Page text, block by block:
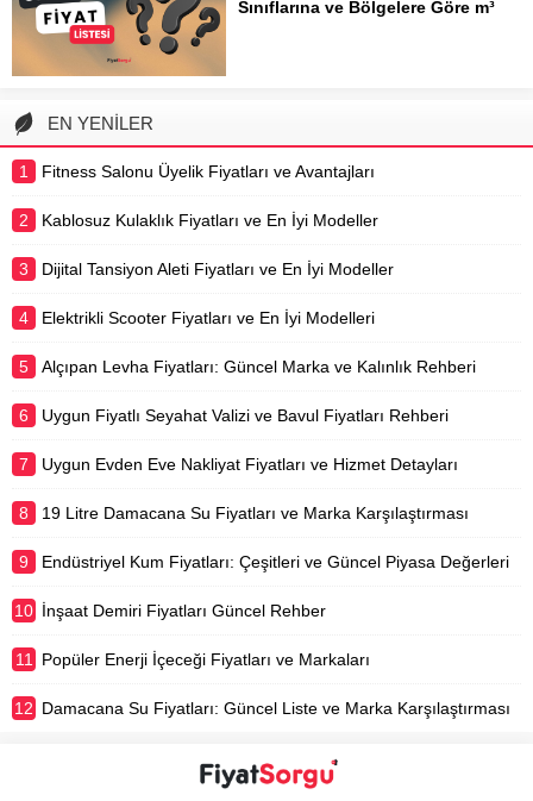
detaylı bir şekilde inceleyerek,
Sınıflarına ve Bölgelere Göre m³
inşaatın vazgeçilmez malzemesidir.
içerisinde...
EN YENİLER
1 Fitness Salonu Üyelik Fiyatları ve Avantajları
2 Kablosuz Kulaklık Fiyatları ve En İyi Modeller
3 Dijital Tansiyon Aleti Fiyatları ve En İyi Modeller
4 Elektrikli Scooter Fiyatları ve En İyi Modelleri
5 Alçıpan Levha Fiyatları: Güncel Marka ve Kalınlık Rehberi
6 Uygun Fiyatlı Seyahat Valizi ve Bavul Fiyatları Rehberi
7 Uygun Evden Eve Nakliyat Fiyatları ve Hizmet Detayları
8 19 Litre Damacana Su Fiyatları ve Marka Karşılaştırması
9 Endüstriyel Kum Fiyatları: Çeşitleri ve Güncel Piyasa Değerleri
10 İnşaat Demiri Fiyatları Güncel Rehber
11 Popüler Enerji İçeceği Fiyatları ve Markaları
12 Damacana Su Fiyatları: Güncel Liste ve Marka Karşılaştırması